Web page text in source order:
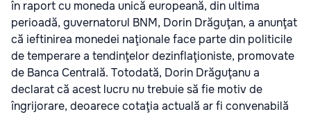
în raport cu moneda unică europeană, din ultima
perioadă, guvernatorul BNM, Dorin Drăguţan, a anunţat
că ieftinirea monedei naţionale face parte din politicile
de temperare a tendinţelor dezinflaţioniste, promovate
de Banca Centrală. Totodată, Dorin Drăguţanu a
declarat că acest lucru nu trebuie să fie motiv de
îngrijorare, deoarece cotaţia actuală ar fi convenabilă